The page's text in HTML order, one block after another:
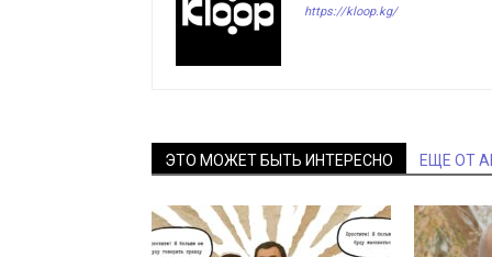
https://kloop.kg/
ЭТО МОЖЕТ БЫТЬ ИНТЕРЕСНО ЕЩЕ ОТ